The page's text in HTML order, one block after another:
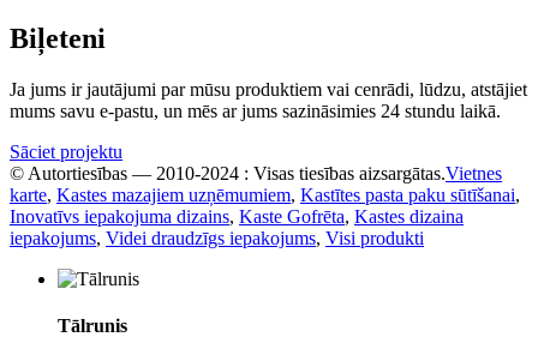
Biļeteni
Ja jums ir jautājumi par mūsu produktiem vai cenrādi, lūdzu, atstājiet
mums savu e-pastu, un mēs ar jums sazināsimies 24 stundu laikā.
Sāciet projektu
© Autortiesības — 2010-2024 : Visas tiesības aizsargātas.Vietnes
karte, Kastes mazajiem uzņēmumiem, Kastītes pasta paku sūtīšanai,
Inovatīvs iepakojuma dizains, Kaste Gofrēta, Kastes dizaina
iepakojums, Videi draudzīgs iepakojums, Visi produkti
Tālrunis